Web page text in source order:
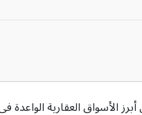
العقارية الواعدة